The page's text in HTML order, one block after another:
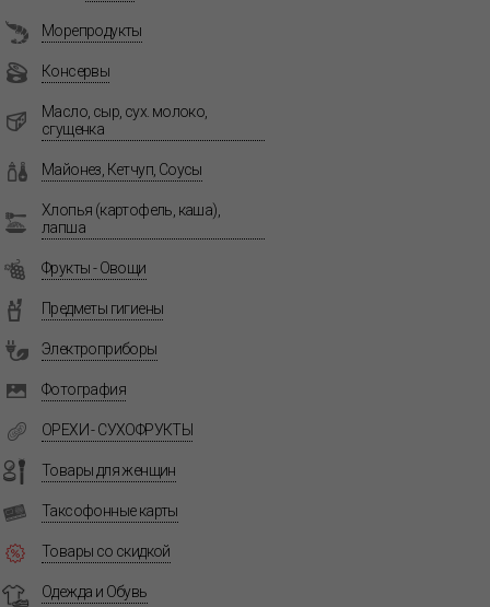
Морепродукты
Консервы
Масло, сыр, сух. молоко,
сгущенка
Майонез, Кетчуп, Соусы
Хлопья (картофель, каша),
лапша
Фрукты - Овощи
Предметы гигиены
Электроприборы
Фотография
ОРЕХИ - СУХОФРУКТЫ
Товары для женщин
Таксофонные карты
Товары со скидкой
Одежда и Обувь